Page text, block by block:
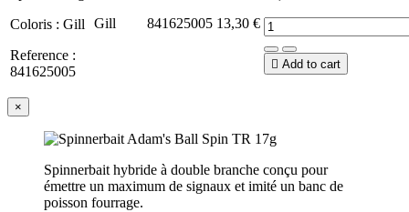
Coloris : Gill
Reference :
841625005
Gill 841625005 13,30 €
 Add to cart
×
Spinnerbait hybride à double branche conçu pour
émettre un maximum de signaux et imité un banc de
poisson fourrage.